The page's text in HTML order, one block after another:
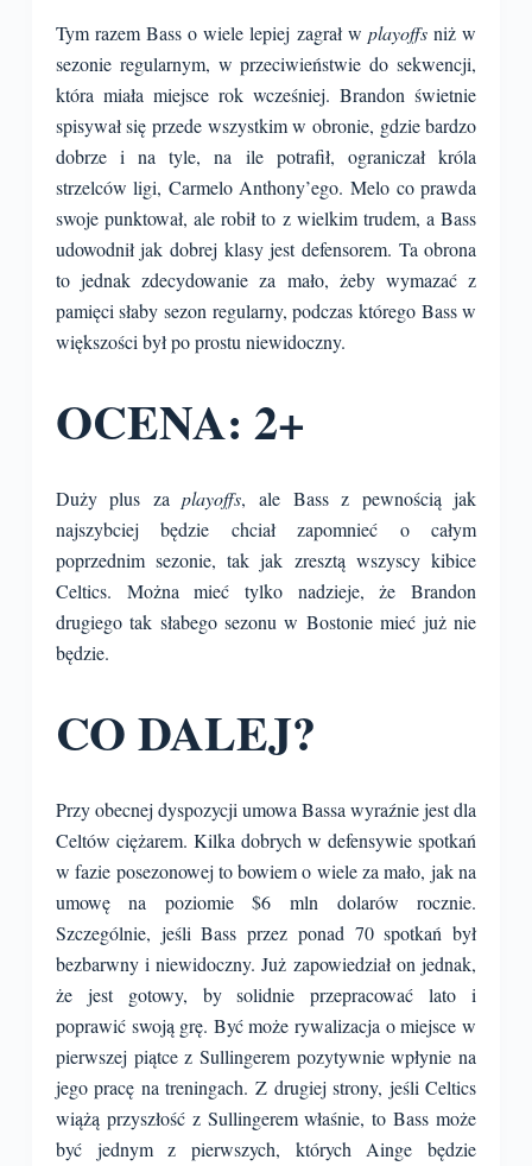
Tym razem Bass o wiele lepiej zagrał w playoffsniż w
sezonie regularnym, w przeciwieństwie do sekwencji,
która miała miejsce rok wcześniej. Brandon świetnie
spisywał się przede wszystkim w obronie, gdzie bardzo
dobrze i na tyle, na ile potrafił, ograniczał króla
strzelców ligi, Carmelo Anthony’ego. Melo co prawda
swoje punktował, ale robił to z wielkim trudem, a Bass
udowodnił jak dobrej klasy jest defensorem. Ta obrona
to jednak zdecydowanie za mało, żeby wymazać z
pamięci słaby sezon regularny, podczas którego Bass w
większości był po prostu niewidoczny.
OCENA: 2+
Duży plus zaplayoffs, ale Bass z pewnością jak
najszybciej będzie chciał zapomnieć o całym
poprzednim sezonie, tak jak zresztą wszyscy kibice
Celtics. Można mieć tylko nadzieje, że Brandon
drugiego tak słabego sezonu w Bostonie mieć już nie
będzie.
CO DALEJ?
Przy obecnej dyspozycji umowa Bassa wyraźnie jest dla
Celtów ciężarem. Kilka dobrych w defensywie spotkań
w fazie posezonowej to bowiem o wiele za mało, jak na
umowę na poziomie $6 mln dolarów rocznie.
Szczególnie, jeśli Bass przez ponad 70 spotkań był
bezbarwny i niewidoczny. Już zapowiedział on jednak,
że jest gotowy, by solidnie przepracować lato i
poprawić swoją grę. Być może rywalizacja o miejsce w
pierwszej piątce z Sullingerem pozytywnie wpłynie na
jego pracę na treningach. Z drugiej strony, jeśli Celtics
wiążą przyszłość z Sullingerem właśnie, to Bass może
być jednym z pierwszych, których Ainge będzie